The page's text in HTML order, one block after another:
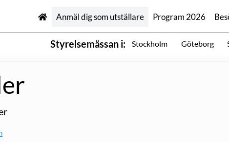
Anmäl dig som utställare Program 2026
Styrelsemässan i: Stockholm Göteborg